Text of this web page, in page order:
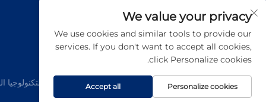
حقوق النسخ © شركة قوانغدونغ أب تينون للعلوم
We value your privacy
We use cookies and similar tools to provide our
services. If you don't want to accept all cookies,
click Personalize cookies.
Personalize cookies
Accept all